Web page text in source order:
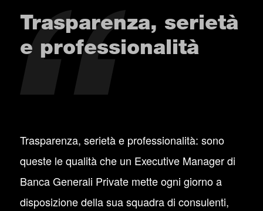
Trasparenza, serietà
e professionalità
Trasparenza, serietà e professionalità: sono
queste le qualità che un Executive Manager di
Banca Generali Private mette ogni giorno a
disposizione della sua squadra di consulenti,